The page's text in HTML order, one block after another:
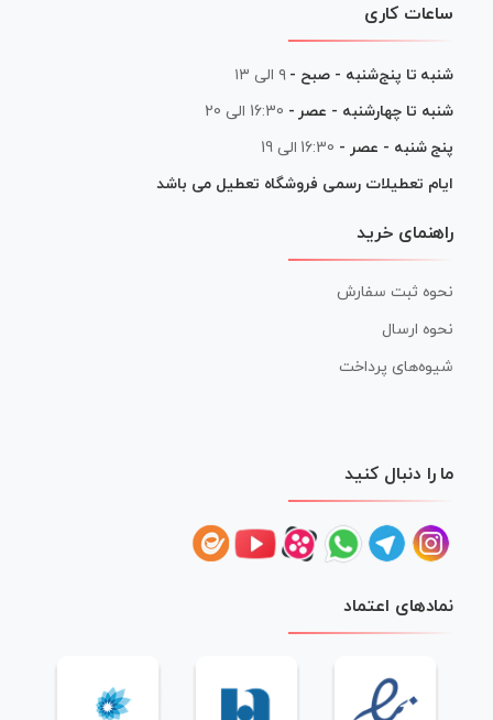
ساعات کاری
شنبه تا پنج‌شنبه - صبح - ۹ الی ۱۳
شنبه تا چهارشنبه - عصر - 16:30 الی 20
پنج شنبه - عصر - 16:30 الی 19
ایام تعطیلات رسمی فروشگاه تعطیل می باشد
راهنمای خرید
نحوه ثبت سفارش
نحوه ارسال
شیوه‌های پرداخت
ما را دنبال کنید
نمادهای اعتماد